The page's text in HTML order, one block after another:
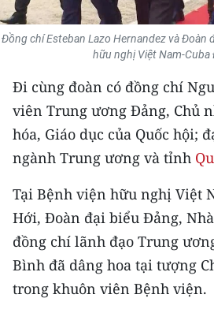
KIỂM CHỨNG THÔNG TIN
TRI THỨC CHUYÊN SÂU
54 DÂN TỘC VIỆT NAM
CHƯƠNG TRÌNH OCOP - MỖI XÃ
MỘT SẢN PHẨM
RADIO
MEDIA CENTER
E-Magazine
Video
Đồng chí Esteban Lazo Hernandez và Đoàn
hữu nghị Việt Nam-Cuba
Đi cùng đoàn có đồng chí
viên Trung ương Đảng, Chủ
hóa, Giáo dục của Quốc hội;
ngành Trung ương và tỉnh
Tại Bệnh viện hữu nghị Việt
Hới, Đoàn đại biểu Đảng,
đồng chí lãnh đạo Trung
Bình đã dâng hoa tại tượng
trong khuôn viên Bệnh viện.